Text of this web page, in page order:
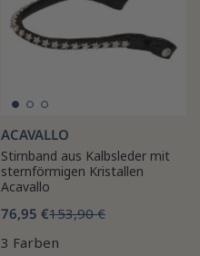
ACAVALLO
Stirnband aus Kalbsleder mit
sternförmigen Kristallen
Acavallo
76,95 €153,90 €
3 Farben